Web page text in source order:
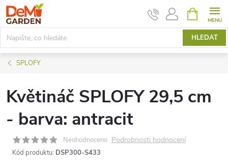
Přejít
na
obsah
HLEDAT
NÁKUPNÍ
KOŠÍK
SPLOFY
Květináč SPLOFY 29,5 cm
- barva: antracit
Neohodnoceno Podrobnosti hodnocení
Kód produktu: DSP300-S433